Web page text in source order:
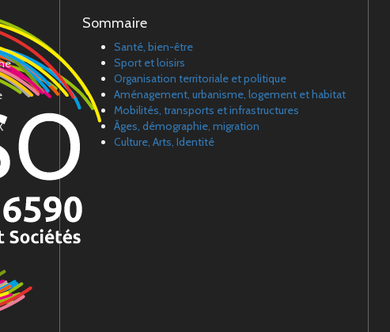
Sommaire
Santé, bien-être
Sport et loisirs
Organisation territoriale et politique
Aménagement, urbanisme, logement et habitat
Mobilités, transports et infrastructures
Âges, démographie, migration
Culture, Arts, Identité